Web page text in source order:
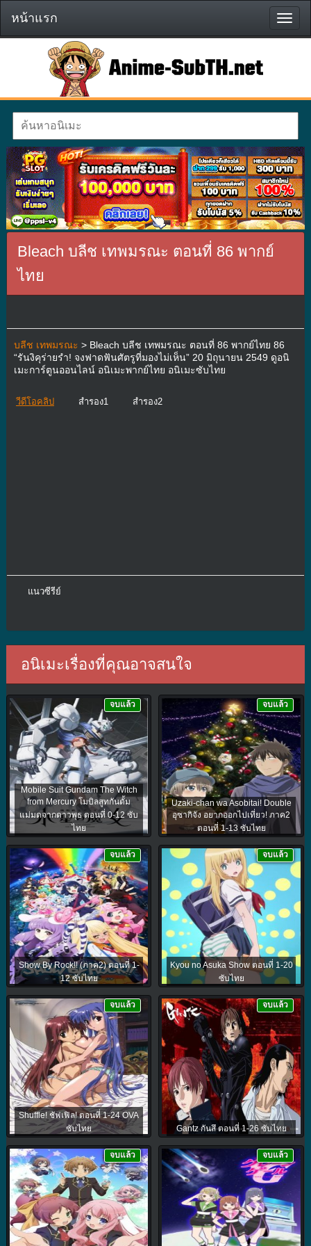
หน้า
แรก
หน้าแรก
Bleach บลีช เทพมรณะ ตอนที่ 86 พากย์
ไทย
บลีช เทพมรณะ > Bleach บลีช เทพมรณะ ตอนที่ 86 พากย์ไทย 86
“รันงิคุร่ายรำ! จงฟาดฟันศัตรูที่มองไม่เห็น” 20 มิถุนายน 2549 ดูอนิ
เมะการ์ตูนออนไลน์ อนิเมะพากย์ไทย อนิเมะซับไทย
วีดีโอคลิป สำรอง1 สำรอง2
แนวซีรีย์
อนิเมะเรื่องที่คุณอาจสนใจ
Mobile Suit Gundam The Witch
from Mercury โมบิลสูทกันดั้ม
แม่มดจากดาวพุธ ตอนที่ 0-12 ซับ
ไทย
จบแล้ว
Uzaki-chan wa Asobitai! Double
อุซากิจัง อยากออกไปเที่ยว! ภาค2
ตอนที่ 1-13 ซับไทย
จบแล้ว
Show By Rock!! (ภาค2) ตอนที่ 1-
12 ซับไทย
จบแล้ว
Kyou no Asuka Show ตอนที่ 1-20
ซับไทย
จบแล้ว
Shuffle! ชัฟเฟิล! ตอนที่ 1-24 OVA
ซับไทย
จบแล้ว
Gantz กันสึ ตอนที่ 1-26 ซับไทย
จบแล้ว
จบแล้ว จบแล้ว